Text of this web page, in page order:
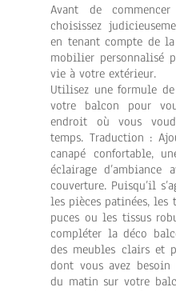
Avant de
choisissez
en tenant compte de
mobilier personnalisé
vie à votre extérieur.
Utilisez une formule
votre balcon pour
endroit où vous
temps. Traduction :
canapé confortable,
éclairage d’ambiance
couverture. Puisqu’il
les pièces patinées, les
puces ou les tissus
compléter la déco
des meubles clairs et
dont vous avez
du matin sur votre